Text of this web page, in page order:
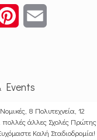
Pinterest
Events
8 Πολυτεχνεία, 12
πολλές άλλες Σχολές Πρώτης
Καλή Σταδιοδρομία!